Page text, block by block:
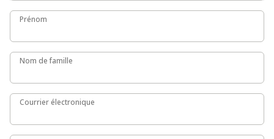
Prénom
Prénom
Nom de famille
Nom de famille
Courrier électronique
Courrier électronique